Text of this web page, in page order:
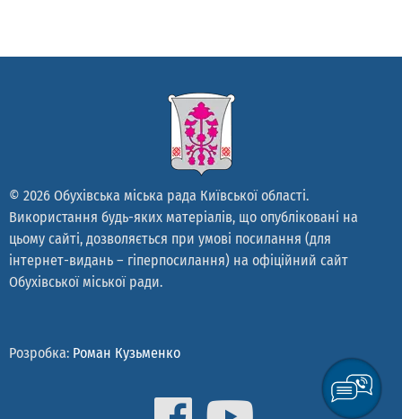
© 2026 Обухівська міська рада Київської області.
Використання будь-яких матеріалів, що опубліковані на
цьому сайті, дозволяється при умові посилання (для
інтернет-видань – гіперпосилання) на офіційний сайт
Обухівської міської ради.
Розробка: Роман Кузьменко